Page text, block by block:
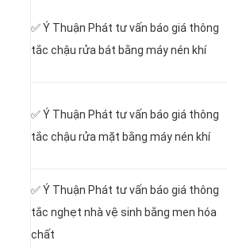
✅ Ý Thuận Phát tư vấn báo giá thông
tắc chậu rửa bát bằng máy nén khí
✅ Ý Thuận Phát tư vấn báo giá thông
tắc chậu rửa mặt bằng máy nén khí
✅ Ý Thuận Phát tư vấn báo giá thông
tắc nghẹt nhà vệ sinh bằng men hóa
chất